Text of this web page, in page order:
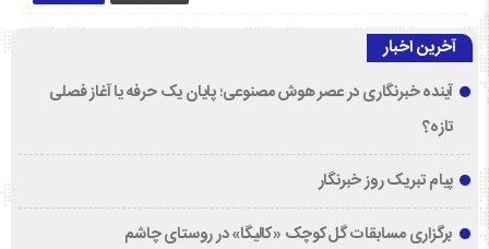
آخرین اخبار
آینده خبرنگاری در عصر هوش مصنوعی؛ پایان یک حرفه یا آغاز فصلی
تازه؟
پیام تبریک روز خبرنگار
برگزاری مسابقات گل‌کوچک «کالیگا» در روستای چاشم